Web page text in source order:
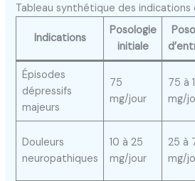
Tableau synthétique des indications
Indications
Posologie
initiale
Épisodes
dépressifs
majeurs
75
mg/jour
75 à
mg/
Douleurs
neuropathiques
10 à 25
mg/jour
25 à
mg/